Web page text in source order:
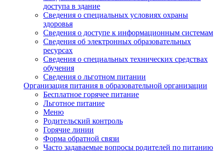
доступа в здание
Сведения о специальных условиях охраны
здоровья
Сведения о доступе к информационным системам
Сведения об электронных образовательных
ресурсах
Сведения о специальных технических средствах
обучения
Сведения о льготном питании
Организация питания в образовательной организации
Бесплатное горячее питание
Льготное питание
Меню
Родительский контроль
Горячие линии
Форма обратной связи
Часто задаваемые вопросы родителей по питанию